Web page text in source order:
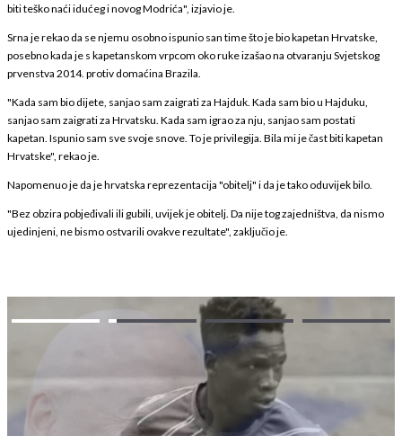
biti teško naći idućeg i novog Modrića", izjavio je.
Srna je rekao da se njemu osobno ispunio san time što je bio kapetan Hrvatske,
posebno kada je s kapetanskom vrpcom oko ruke izašao na otvaranju Svjetskog
prvenstva 2014. protiv domaćina Brazila.
"Kada sam bio dijete, sanjao sam zaigrati za Hajduk. Kada sam bio u Hajduku,
sanjao sam zaigrati za Hrvatsku. Kada sam igrao za nju, sanjao sam postati
kapetan. Ispunio sam sve svoje snove. To je privilegija. Bila mi je čast biti kapetan
Hrvatske", rekao je.
Napomenuo je da je hrvatska reprezentacija "obitelj" i da je tako oduvijek bilo.
"Bez obzira pobjeđivali ili gubili, uvijek je obitelj. Da nije tog zajedništva, da nismo
ujedinjeni, ne bismo ostvarili ovakve rezultate", zaključio je.